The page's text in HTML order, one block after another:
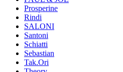
Prosperine
Rindi
SALONI
Santoni
Schiatti
Sebastian
Tak.Ori